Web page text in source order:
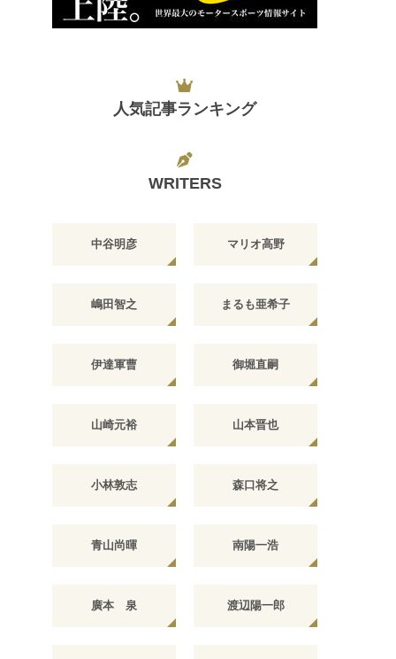
人気記事ランキング
WRITERS
中谷明彦 マリオ高野
嶋田智之 まるも亜希子
伊達軍曹 御堀直嗣
山崎元裕 山本晋也
小林敦志 森口将之
青山尚暉 南陽一浩
廣本 泉 渡辺陽一郎